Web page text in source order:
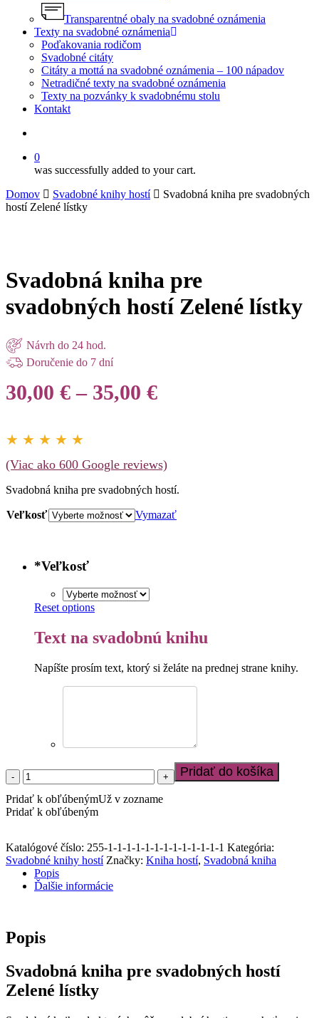
Transparentné obaly na svadobné oznámenia
Texty na svadobné oznámenia
Poďakovania rodičom
Svadobné citáty
Citáty a mottá na svadobné oznámenia – 100 nápadov
Netradičné texty na svadobné oznámenia
Texty na pozvánky k svadobnému stolu
Kontakt
0
was successfully added to your cart.
Domov
Svadobné knihy hostí
Svadobná kniha pre svadobných
hostí Zelené lístky
Svadobná kniha pre
svadobných hostí Zelené lístky
Návrh do 24 hod.
Doručenie do 7 dní
30,00 € – 35,00 €Price
through
35,00 €
★ ★ ★ ★ ★
(Viac ako 600 Google reviews)
Svadobná kniha pre svadobných hostí.
Veľkosť Vymazať
*Veľkosť
Reset options
Text na svadobnú knihu
Napíšte prosím text, ktorý si želáte na prednej strane knihy.
množstvo
Svadobná
kniha
pre
Zelené
lístky
Pridať do košíka
Pridať k obľúbenýmUž v zozname
Pridať k obľúbeným
Katalógové číslo: 255-1-1-1-1-1-1-1-1-1-1-1-1-1 Kategória:
Svadobné knihy hostí Značky: Kniha hostí, Svadobná kniha
Popis
Ďalšie informácie
Popis
Svadobná kniha pre svadobných hostí
Zelené lístky